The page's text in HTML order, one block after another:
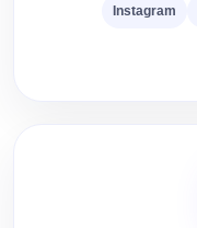
Instagram